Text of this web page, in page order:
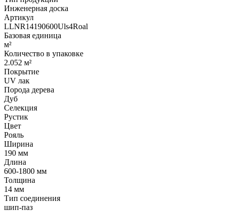
Инженерная доска
Артикул
LLNR14190600Uls4Roal
Базовая единица
м²
Количество в упаковке
2.052 м²
Покрытие
UV лак
Порода дерева
Дуб
Селекция
Рустик
Цвет
Рояль
Ширина
190 мм
Длина
600-1800 мм
Толщина
14 мм
Тип соединения
шип-паз